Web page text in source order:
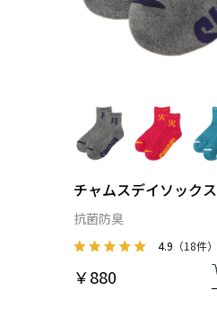
チャムスデイソックス
抗菌防臭
4.9 （18件）
￥880